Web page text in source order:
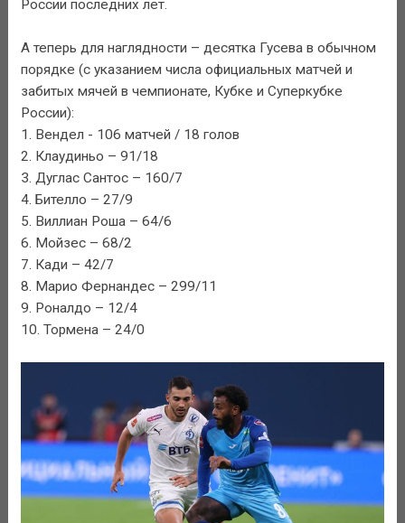
России последних лет.
А теперь для наглядности – десятка Гусева в обычном
порядке (с указанием числа официальных матчей и
забитых мячей в чемпионате, Кубке и Суперкубке
России):
1. Вендел - 106 матчей / 18 голов
2. Клаудиньо – 91/18
3. Дуглас Сантос – 160/7
4. Бителло – 27/9
5. Виллиан Роша – 64/6
6. Мойзес – 68/2
7. Кади – 42/7
8. Марио Фернандес – 299/11
9. Роналдо – 12/4
10. Тормена – 24/0